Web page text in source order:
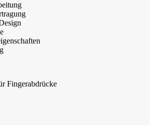
Fingerabdrücke